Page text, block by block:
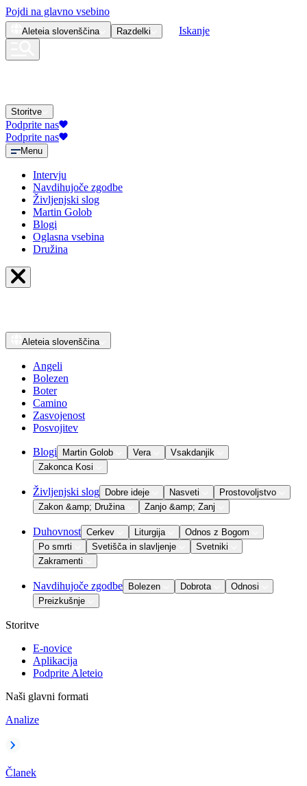
Pojdi na glavno vsebino
Aleteia slovenščina Razdelki Iskanje
Storitve
Podprite nas
Podprite nas
Menu
Intervju
Navdihujoče zgodbe
Življenjski slog
Martin Golob
Blogi
Oglasna vsebina
Družina
Aleteia slovenščina
Angeli
Bolezen
Boter
Camino
Zasvojenost
Posvojitev
Blogi Martin Golob Vera
Vsakdanjik
Zakonca Kosi
Življenjski slog Dobre ideje Nasveti
Prostovoljstvo
Zakon &amp; Družina
Zanjo &amp; Zanj
Duhovnost Cerkev Liturgija
Odnos z Bogom
Po smrti
Svetišča in slavljenje
Svetniki
Zakramenti
Navdihujoče zgodbe Bolezen Dobrota
Odnosi
Preizkušnje
Storitve
E-novice
Aplikacija
Podprite Aleteio
Naši glavni formati
Analize
Članek